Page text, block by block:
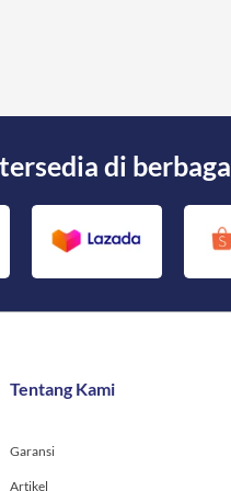
di
Tentang Kami
Garansi
Artikel